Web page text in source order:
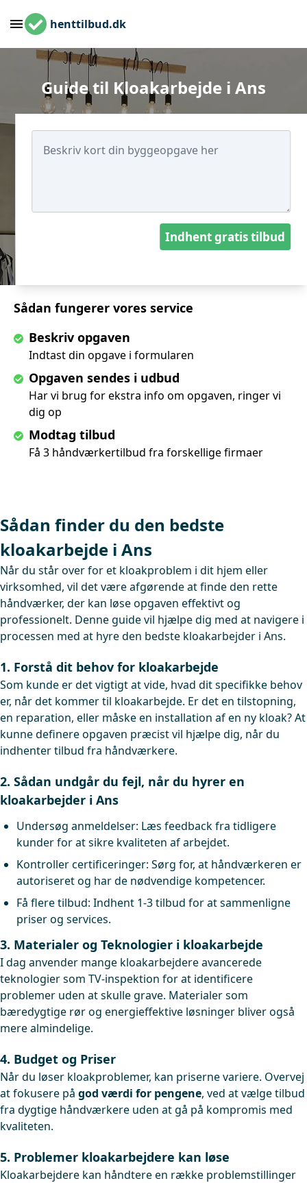
henttilbud.dk
Guide til Kloakarbejde i Ans
Sådan fungerer vores service
Beskriv opgaven
Indtast din opgave i formularen
Opgaven sendes i udbud
Har vi brug for ekstra info om opgaven, ringer vi
dig op
Modtag tilbud
Få 3 håndværkertilbud fra forskellige firmaer
Indhent gratis tilbud
Sådan finder du den bedste
kloakarbejde i Ans
Når du står over for et kloakproblem i dit hjem eller
virksomhed, vil det være afgørende at finde den rette
håndværker, der kan løse opgaven effektivt og
professionelt. Denne guide vil hjælpe dig med at navigere i
processen med at hyre den bedste kloakarbejder i Ans.
1. Forstå dit behov for kloakarbejde
Som kunde er det vigtigt at vide, hvad dit specifikke behov
er, når det kommer til kloakarbejde. Er det en tilstopning,
en reparation, eller måske en installation af en ny kloak? At
kunne definere opgaven præcist vil hjælpe dig, når du
indhenter tilbud fra håndværkere.
2. Sådan undgår du fejl, når du hyrer en
kloakarbejder i Ans
Undersøg anmeldelser: Læs feedback fra tidligere
kunder for at sikre kvaliteten af arbejdet.
Kontroller certificeringer: Sørg for, at håndværkeren er
autoriseret og har de nødvendige kompetencer.
Få flere tilbud: Indhent 1-3 tilbud for at sammenligne
priser og services.
3. Materialer og Teknologier i kloakarbejde
I dag anvender mange kloakarbejdere avancerede
teknologier som TV-inspektion for at identificere
problemer uden at skulle grave. Materialer som
bæredygtige rør og energieffektive løsninger bliver også
mere almindelige.
4. Budget og Priser
Når du løser kloakproblemer, kan priserne variere. Overvej
at fokusere på god værdi for pengene, ved at vælge tilbud
fra dygtige håndværkere uden at gå på kompromis med
kvaliteten.
5. Problemer kloakarbejdere kan løse
Kloakarbejdere kan håndtere en række problemstillinger